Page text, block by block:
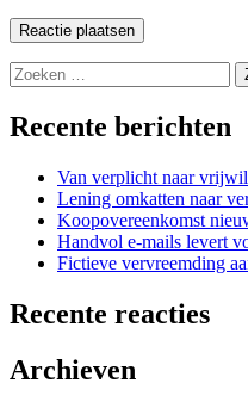
Zoeken
naar:
Recente berichten
Van verplicht naar
Lening omkatten naar
Koopovereenkomst
Handvol e-mails levert
Fictieve vervreemding
Recente reacties
Archieven